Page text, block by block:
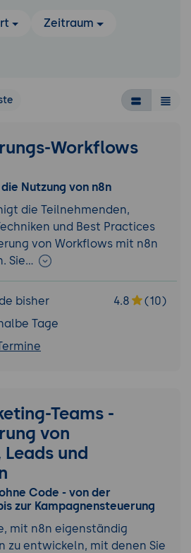
Zeitraum
Workflows
Nutzung von n8n
die Teilnehmenden,
und Best Practices
von Workflows mit n8n
Sie…
bisher 4.8
(10)
Tage
Teams -
von
und
Code - von der
zur Kampagnensteuerung
mit n8n eigenständig
zu entwickeln, mit denen Sie